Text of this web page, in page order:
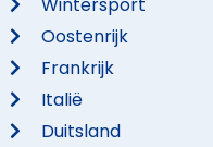
Wintersport
Oostenrijk
Frankrijk
Italië
Duitsland